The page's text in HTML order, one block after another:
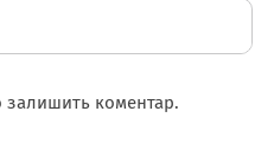
залишить коментар.